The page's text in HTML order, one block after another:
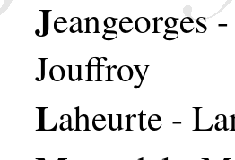
Jeangeorges
Jouffroy
Laheurte -